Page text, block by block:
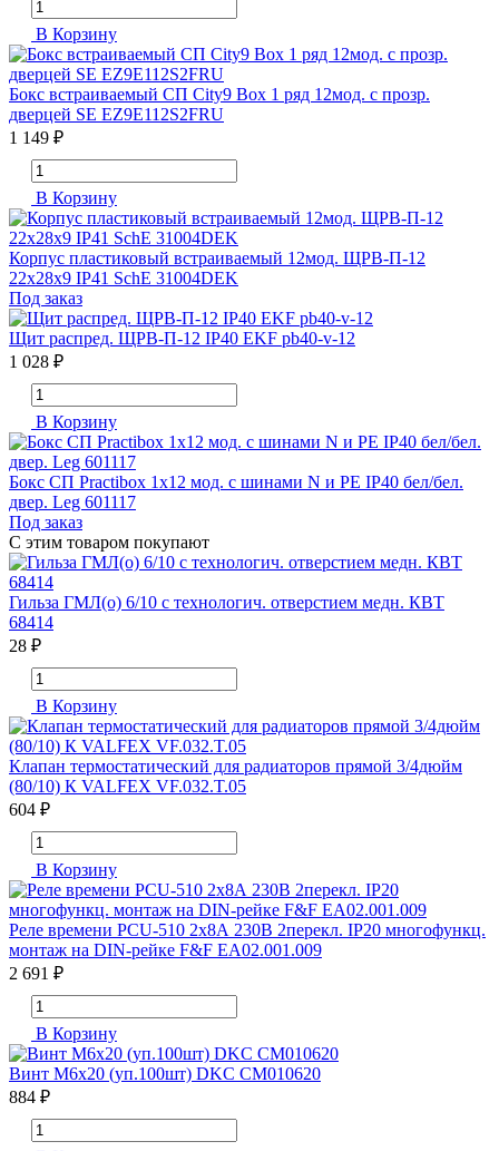
В Корзину
Бокс встраиваемый СП City9 Box 1 ряд 12мод. с прозр.
дверцей SE EZ9E112S2FRU
1 149 ₽
В Корзину
Корпус пластиковый встраиваемый 12мод. ЩРВ-П-12
22х28х9 IP41 SchE 31004DEK
Под заказ
Щит распред. ЩРВ-П-12 IP40 EKF pb40-v-12
1 028 ₽
В Корзину
Бокс СП Practibox 1х12 мод. с шинами N и PE IP40 бел/бел.
двер. Leg 601117
Под заказ
С этим товаром покупают
Гильза ГМЛ(о) 6/10 с технологич. отверстием медн. КВТ
68414
28 ₽
В Корзину
Клапан термостатический для радиаторов прямой 3/4дюйм
(80/10) К VALFEX VF.032.T.05
604 ₽
В Корзину
Реле времени PCU-510 2х8А 230В 2перекл. IP20 многофункц.
монтаж на DIN-рейке F&F EA02.001.009
2 691 ₽
В Корзину
Винт М6х20 (уп.100шт) DKC CM010620
884 ₽